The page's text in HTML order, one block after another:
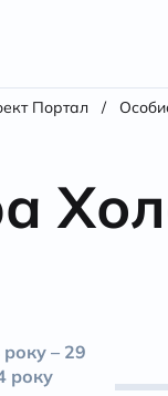
Портал /
– 29
року